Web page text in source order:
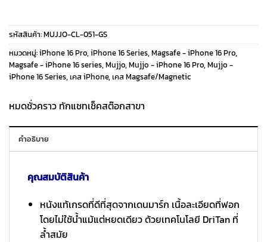
รหัสสินค้า:MUJJO-CL-051-GS
หมวดหมู่:iPhone 16 Pro, iPhone 16 Series, Magsafe - iPhone 16 Pro,
Magsafe - iPhone 16 series, Mujjo, Mujjo - iPhone 16 Pro, Mujjo -
iPhone 16 Series, เคส iPhone, เคส Magsafe/Magnetic
หมดชั่วคราว ทักแชทเช็คสต๊อกสาขา
คำอธิบาย
คุณสมบัติสินค้า
หนังแท้เกรดที่ดีที่สุดจากเดนมาร์ก เนื้อละเอียดที่ฟอก
โดยไม่ใช้น้ำแม้แต่หยดเดียว ด้วยเทคโนโลยี DriTan ที่
ล้ำสมัย